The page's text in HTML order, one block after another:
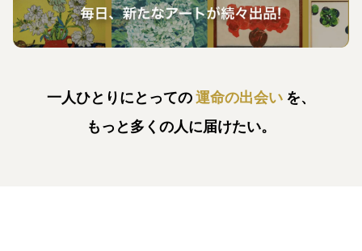
一人ひとりにとっての運命の出会い を、
もっと多くの人に届けたい。